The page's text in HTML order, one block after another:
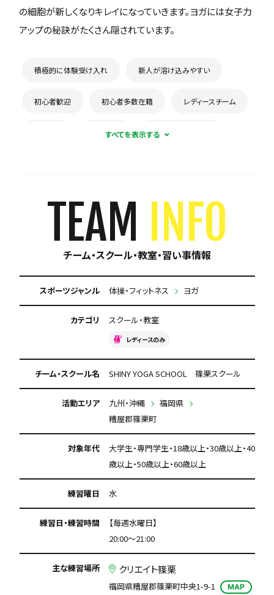
の細胞が新しくなりキレイになっていきます。ヨガには女子力
アップの秘訣がたくさん隠されています。
積極的に体験受け入れ 新人が溶け込みやすい
初心者歓迎 初心者多数在籍 レディースチーム
体験無料 月謝が5000円以下
TEAM INFO
チーム・スクール・教室・習い事情報
スポーツジャンル 体操・フィットネス ヨガ
カテゴリ スクール・教室
レディースのみ
チーム・スクール名 SHINY YOGA SCHOOL 篠栗スクール
活動エリア 九州・沖縄
福岡県
糟屋郡篠栗町
対象年代
大学生・専門学生・18歳以上・30歳以上・40
歳以上・50歳以上・60歳以上
練習曜日 水
練習日・練習時間
【毎週水曜日】
20:00～21:00
主な練習場所 クリエイト篠栗
福岡県糟屋郡篠栗町中央1-9-1 MAP